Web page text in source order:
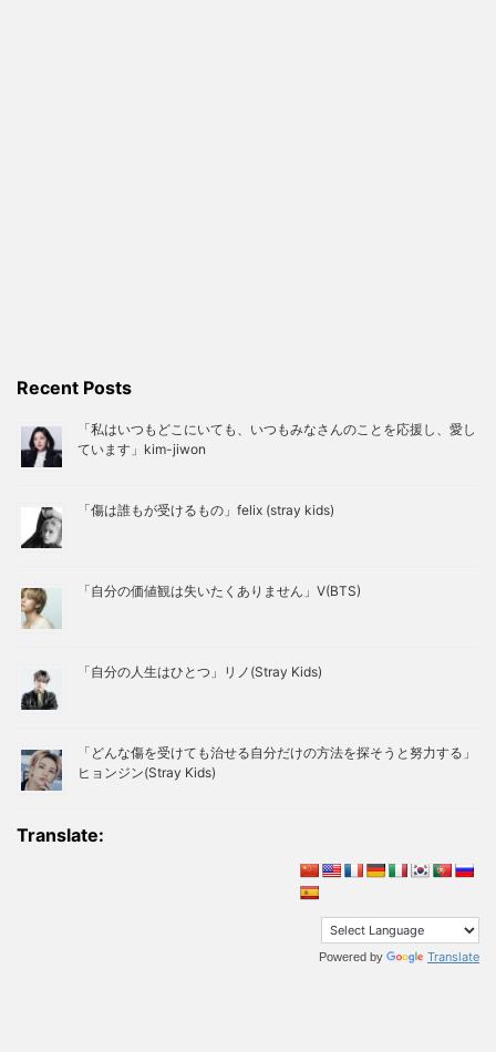
Recent Posts
「私はいつもどこにいても、いつもみなさんのことを応援し、愛し
ています」kim-jiwon
「傷は誰もが受けるもの」felix (stray kids)
「自分の価値観は失いたくありません」V(BTS)
「自分の人生はひとつ」リノ(Stray Kids)
「どんな傷を受けても治せる自分だけの方法を探そうと努力する」
ヒョンジン(Stray Kids)
Translate:
Powered by Translate